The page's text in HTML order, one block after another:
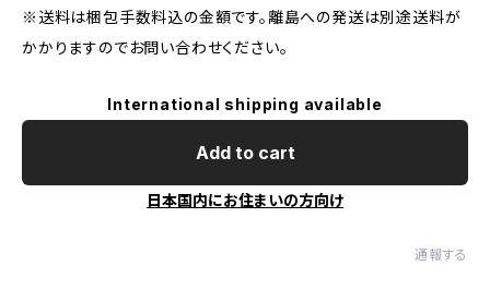
※送料は梱包手数料込の金額です。離島への発送は別途送料が
かかりますのでお問い合わせください。
International shipping available
Add to cart
日本国内にお住まいの方向け
通報する